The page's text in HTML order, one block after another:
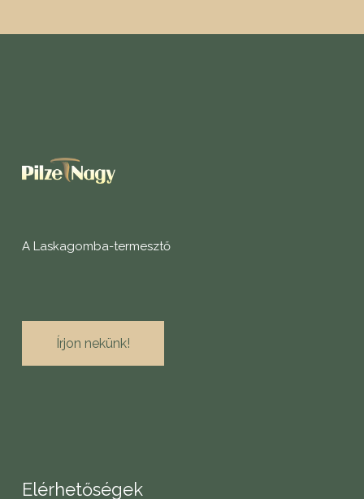
A Laskagomba-termesztő
Írjon nekünk!
Elérhetőségek